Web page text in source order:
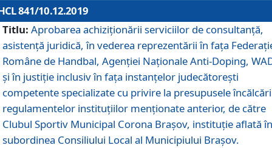
841/10.12.2019
Titlu: Aprobarea achiziționării serviciilor de consultanță,
asistență juridică, în vederea reprezentării în fața
Române de Handbal, Agenției Naționale Anti-Doping,
și în justiție inclusiv în fața instanțelor judecătorești
competente specializate cu privire la presupusele
regulamentelor instituțiilor menționate anterior, de către
Clubul Sportiv Municipal Corona Braşov, instituție aflată în
subordinea Consiliului Local al Municipiului Brașov.